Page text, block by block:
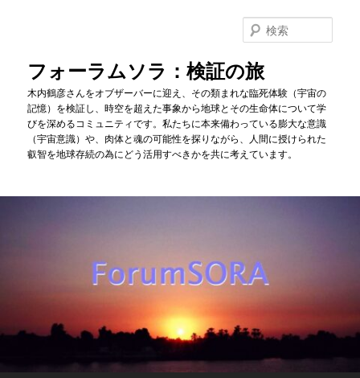
フォーラムソラ：検証の旅
木内鶴彦さんをオブザーバーに迎え、その類まれな臨死体験（宇宙の
記憶）を検証し、時空を超えた事象から地球とその生命体について学
びを深めるコミュニティです。私たちに本来備わっている膨大な意識
（宇宙意識）や、肉体と魂の可能性を探りながら、人間に授けられた
叡智を地球存続の為にどう活用すべきかを共に考えています。
索